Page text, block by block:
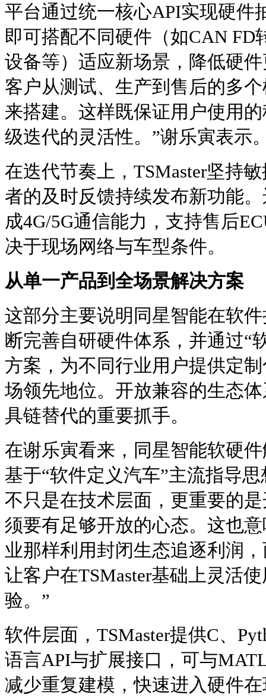
平台通过统一核心API实现硬件
即可搭配不同硬件（如CAN FD
设备等）适应新场景，降低硬
客户从测试、生产到售后的多
来搭建。这样既保证用户使用
级迭代的灵活性。”谢乐寅表示
在迭代节奏上，TSMaster坚持
者的及时反馈持续发布新功能
成4G/5G通信能力，支持售后
决于现场网络与车型条件。
从单一产品到全场景解决方案
这部分主要说明同星智能在软
断完善自研硬件体系，并通过“
方案，为不同行业用户提供定
场领先地位。开放兼容的生态
具链替代的重要抓手。
在谢乐寅看来，同星智能软硬
基于“软件定义汽车”主流指导
不只是在技术层面，更重要的
须要有足够开放的心态。这也
业那样利用封闭生态追逐利润
让客户在TSMaster基础上灵活
验。”
软件层面，TSMaster提供C、
语言API与扩展接口，可与
减少重复建模，快速进入硬件